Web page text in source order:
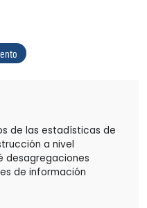
de las estadísticas de
a nivel
desagregaciones
de información